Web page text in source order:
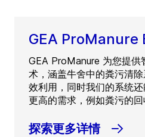
GEA ProManure
GEA ProManure 为您提供
术，涵盖牛舍中的粪污清
效利用，同时我们的系统
更高的需求，例如粪污的回
探索更多详情